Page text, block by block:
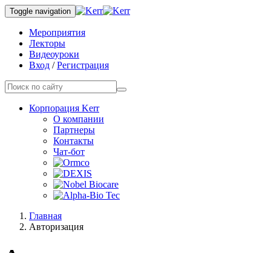
Toggle navigation
Мероприятия
Лекторы
Видеоуроки
Вход /Регистрация
Корпорация Kerr
О компании
Партнеры
Контакты
Чат-бот
Главная
Авторизация